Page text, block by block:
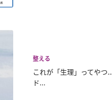
整える
これが「生理」ってや
ド...